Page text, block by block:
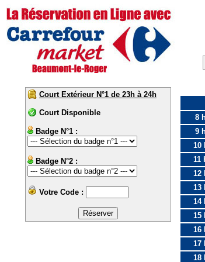
Court Extérieur N°1 de 23h à 24h
Court Disponible
Badge N°1 :
Badge N°2 :
Votre Code :
8
9
10
11
12
13
14
15
16
17
18